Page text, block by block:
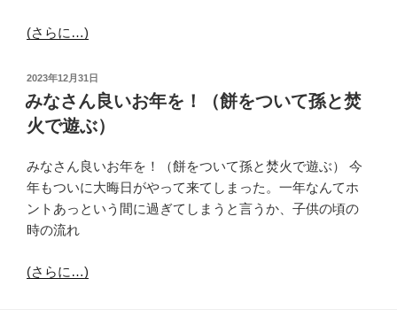
(さらに…)
投
稿
日:
2023年12月31日
みなさん良いお年を！（餅をついて孫と焚
火で遊ぶ）
みなさん良いお年を！（餅をついて孫と焚火で遊ぶ） 今
年もついに大晦日がやって来てしまった。一年なんてホ
ントあっという間に過ぎてしまうと言うか、子供の頃の
時の流れ
(さらに…)